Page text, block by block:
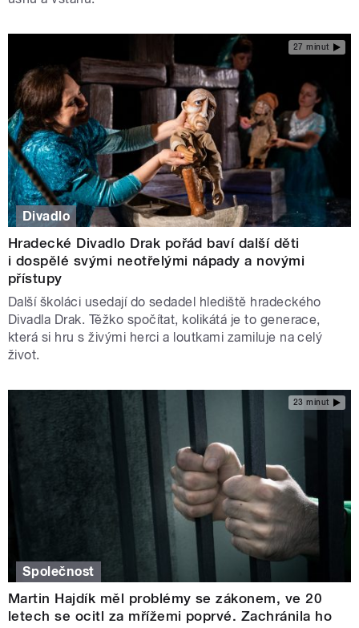
27 minut
Divadlo
Hradecké Divadlo Drak pořád baví další děti
i dospělé svými neotřelými nápady a novými
přístupy
Další školáci usedají do sedadel hlediště hradeckého
Divadla Drak. Těžko spočítat, kolikátá je to generace,
která si hru s živými herci a loutkami zamiluje na celý
život.
23 minut
Společnost
Martin Hajdík měl problémy se zákonem, ve 20
letech se ocitl za mřížemi poprvé. Zachránila ho